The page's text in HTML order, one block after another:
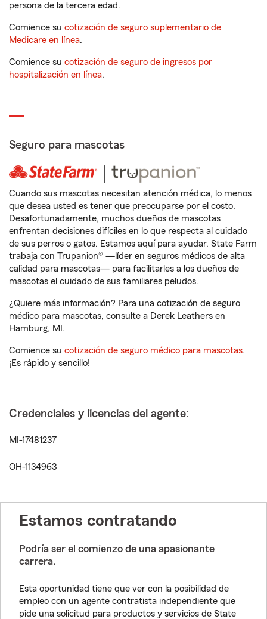
persona de la tercera edad.
Comience su cotización de seguro suplementario de
Medicare en línea.
Comience su cotización de seguro de ingresos por
hospitalización en línea.
Seguro para mascotas
Cuando sus mascotas necesitan atención médica, lo menos
que desea usted es tener que preocuparse por el costo.
Desafortunadamente, muchos dueños de mascotas
enfrentan decisiones difíciles en lo que respecta al cuidado
de sus perros o gatos. Estamos aquí para ayudar. State Farm
trabaja con Trupanion® —líder en seguros médicos de alta
calidad para mascotas— para facilitarles a los dueños de
mascotas el cuidado de sus familiares peludos.
¿Quiere más información? Para una cotización de seguro
médico para mascotas, consulte a Derek Leathers en
Hamburg, MI.
Comience su cotización de seguro médico para mascotas.
¡Es rápido y sencillo!
Credenciales y licencias del agente:
MI-17481237
OH-1134963
Estamos contratando
Podría ser el comienzo de una apasionante
carrera.
Esta oportunidad tiene que ver con la posibilidad de
empleo con un agente contratista independiente que
pide una solicitud para productos y servicios de State